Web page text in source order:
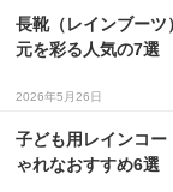
長靴（レインブー
元を彩る人気の7選
2026年5月26日
子ども用レインコー
ゃれなおすすめ6選